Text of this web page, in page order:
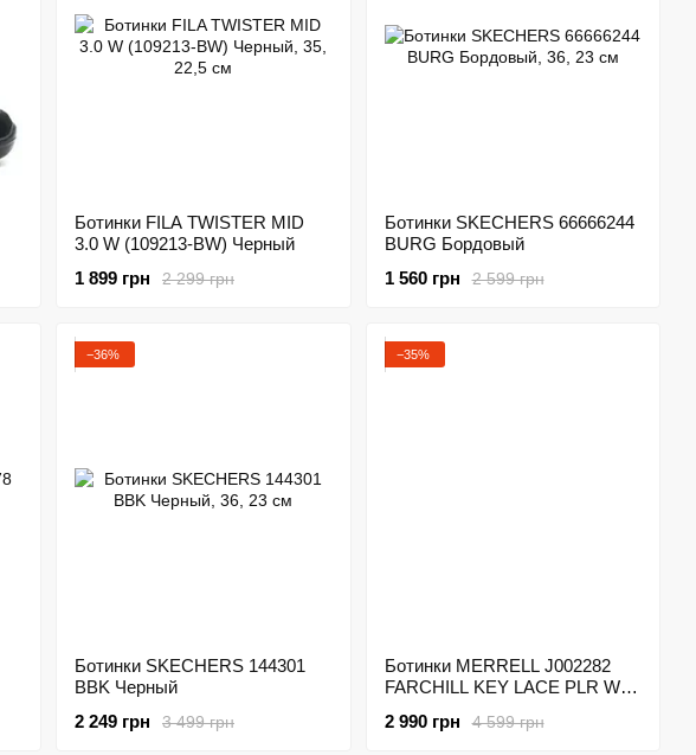
Ботинки FILA TWISTER MID
3.0 W (109213-BW) Черный
2 299 грн
1 899 грн
Ботинки SKECHERS 66666244
BURG Бордовый
2 599 грн
1 560 грн
−36%
Ботинки SKECHERS 144301
BBK Черный
3 499 грн
2 249 грн
−35%
Ботинки MERRELL J002282
FARCHILL KEY LACE PLR WP
4 599 грн
2 990 грн